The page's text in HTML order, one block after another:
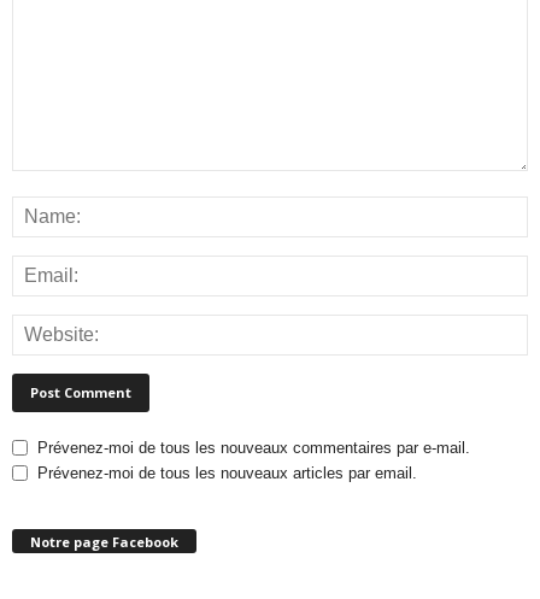
Prévenez-moi de tous les nouveaux commentaires par e-mail.
Prévenez-moi de tous les nouveaux articles par email.
Notre page Facebook